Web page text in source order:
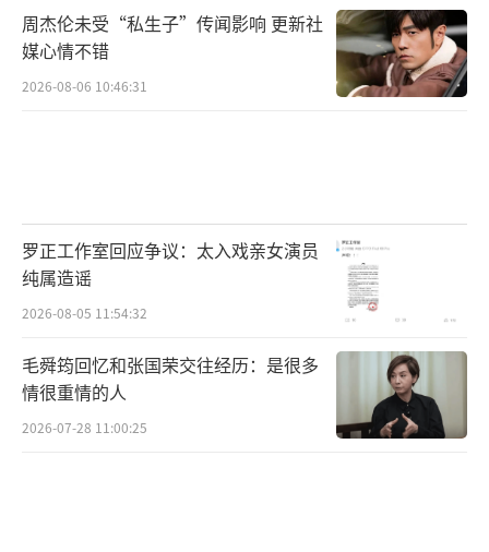
周杰伦未受“私生子”传闻影响 更新社
媒心情不错
2026-08-06 10:46:31
罗正工作室回应争议：太入戏亲女演员
纯属造谣
2026-08-05 11:54:32
毛舜筠回忆和张国荣交往经历：是很多
情很重情的人
2026-07-28 11:00:25